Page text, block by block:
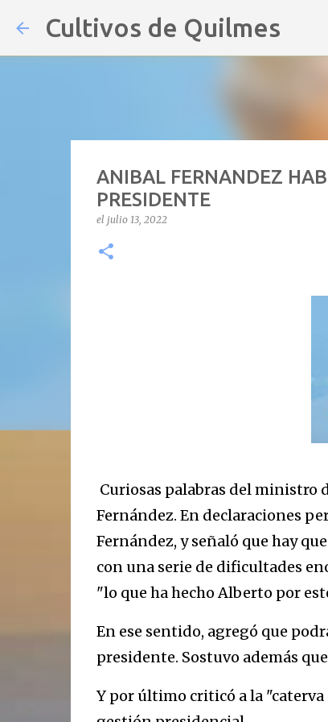
Cultivos de Quilmes
ANIBAL FERNANDEZ
PRESIDENTE
el julio 13, 2022
Curiosas palabras del ministro
Fernández. En declaraciones
Fernández, y señaló que hay
con una serie de dificultades
"lo que ha hecho Alberto por
En ese sentido, agregó que
presidente. Sostuvo además
Y por último criticó a la